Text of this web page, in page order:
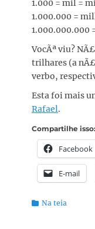
1.000 = mil =
1.000.000 =
1.000.000.000
VocÃª viu?
trilhares (a
verbo,
Esta foi mais
Rafael.
Compartilhe isso:
Facebook
E-mail
Categorias:
Na teia